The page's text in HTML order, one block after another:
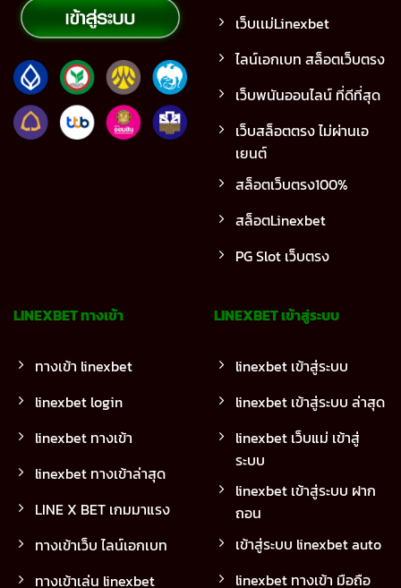
เว็บเเม่Linexbet
ไลน์เอกเบท สล็อตเว็บตรง
เว็บพนันออนไลน์ ที่ดีที่สุด
เว็บสล็อตตรง ไม่ผ่านเอ
เยนต์
สล็อตเว็บตรง100%
สล็อตLinexbet
PG Slot เว็บตรง
LINEXBET ทางเข้า
ทางเข้า linexbet
linexbet login
linexbet ทางเข้า
linexbet ทางเข้าล่าสุด
LINE X BET เกมมาแรง
ทางเข้าเว็บ ไลน์เอกเบท
ทางเข้าเล่น linexbet
LINEXBET เข้าสู่ระบบ
linexbet เข้าสู่ระบบ
linexbet เข้าสู่ระบบ ล่าสุด
linexbet เว็บแม่ เข้าสู่
ระบบ
linexbet เข้าสู่ระบบ ฝาก
ถอน
เข้าสู่ระบบ linexbet auto
linexbet ทางเข้า มือถือ